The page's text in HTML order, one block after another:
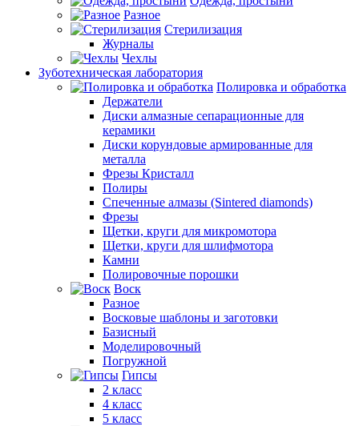
Разное
Стерилизация
Журналы
Чехлы
Зуботехническая лаборатория
Полировка и обработка
Держатели
Диски алмазные сепарационные для
керамики
Диски корундовые армированные для
металла
Фрезы Кристалл
Полиры
Спеченные алмазы (Sintered diamonds)
Фрезы
Щетки, круги для микромотора
Щетки, круги для шлифмотора
Камни
Полировочные порошки
Воск
Разное
Восковые шаблоны и заготовки
Базисный
Моделировочный
Погружной
Гипсы
2 класс
4 класс
5 класс